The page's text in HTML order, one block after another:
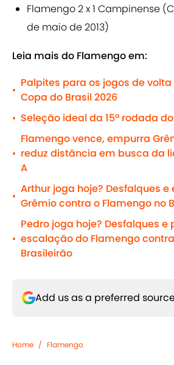
Flamengo 2 x 1 Campinense
de maio de 2013)
Leia mais do Flamengo em:
•
Palpites para os jogos de volta
Copa do Brasil 2026
• Seleção ideal da 15ª rodada
•
Flamengo vence, empurra
reduz distância em busca da
A
•
Arthur joga hoje? Desfalques
Grêmio contra o Flamengo no
•
Pedro joga hoje? Desfalques e
escalação do Flamengo
Brasileirão
Add us as a preferred
Home / Flamengo